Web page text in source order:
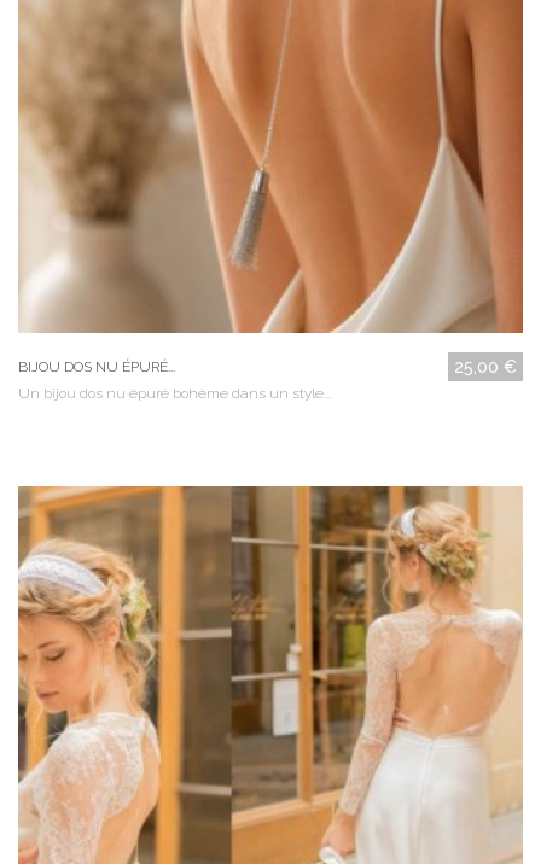
BIJOU DOS NU ÉPURÉ... 25,00 €
Un bijou dos nu épuré bohème dans un style...